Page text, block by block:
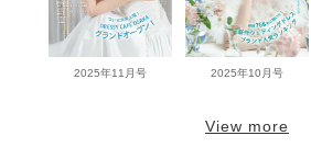
2025年11月号 2025年10月号
View more